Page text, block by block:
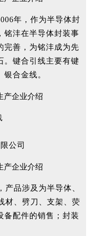
年，作为半导体封
铭沣在半导体封装事
完善，为铭沣成为先
。键合引线主要有键
合金线。
公司
产品涉及为半导体、
材、劈刀、支架、荧
备配件的销售；封装